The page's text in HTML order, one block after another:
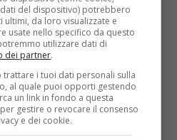
del dispositivo) potrebbero
ultimi, da loro visualizzate e
usate nello specifico da questo
utilizzare dati di
dei partner.
i tuoi dati personali sulla
al quale puoi opporti gestendo
un link in fondo a questa
gestire o revocare il consenso
e dei cookie.